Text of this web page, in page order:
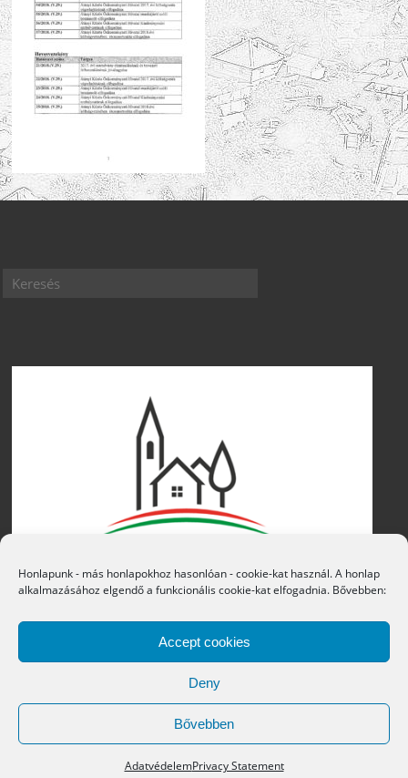
Honlapunk - más honlapokhoz hasonlóan - cookie-kat használ. A honlap
alkalmazásához elgendő a funkcionális cookie-kat elfogadnia. Bővebben:
Accept cookies
Deny
Bővebben
AdatvédelemPrivacy Statement